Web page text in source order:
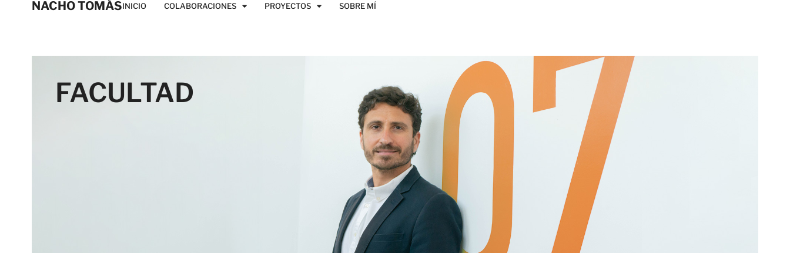
NACHO TOMÁSINICIO COLABORACIONES PROYECTOS SOBRE MÍ
FACULTAD